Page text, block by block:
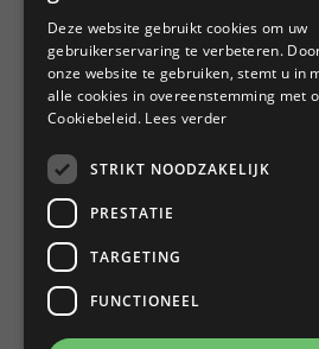
Deze website gebruikt cookies om uw
gebruikerservaring te verbeteren.
onze website te gebruiken, stemt u in
alle cookies in overeenstemming met
Cookiebeleid. Lees verder
STRIKT NOODZAKELIJK
PRESTATIE
TARGETING
FUNCTIONEEL